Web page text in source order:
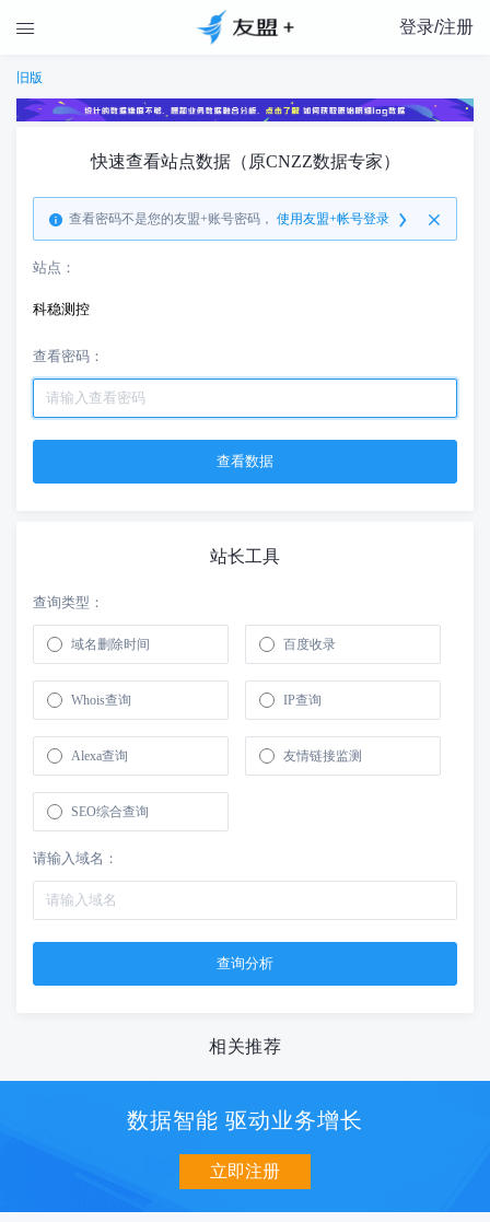
 登录/注册
旧版
快速查看站点数据（原CNZZ数据专家）
查看密码不是您的友盟+账号密码， 使用友盟+帐号登录
站点：
科稳测控
查看密码：
站长工具
查询类型：
域名删除时间 百度收录
Whois查询 IP查询
Alexa查询 友情链接监测
SEO综合查询
请输入域名：
相关推荐
数据智能 驱动业务增长
立即注册